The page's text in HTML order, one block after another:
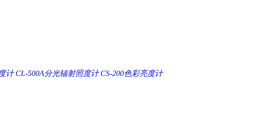
计 CL-500A分光辐射照度计 CS-200色彩亮度计